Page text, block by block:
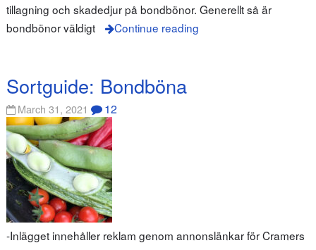
tillagning och skadedjur på bondbönor. Generellt så är
bondbönor väldigt
Continue reading
Sortguide: Bondböna
March 31, 2021 12
-Inlägget innehåller reklam genom annonslänkar för Cramers